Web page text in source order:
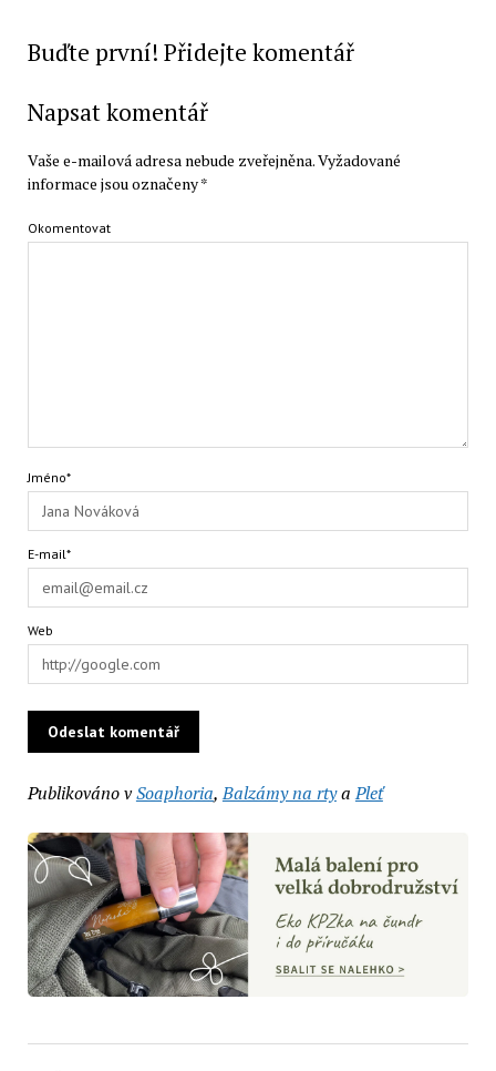
Buďte první! Přidejte komentář
Napsat komentář
Vaše e-mailová adresa nebude zveřejněna.Vyžadované
informace jsou označeny*
Okomentovat
Jméno*
E-mail*
Web
Publikováno vSoaphoria,Balzámy na rtyaPleť